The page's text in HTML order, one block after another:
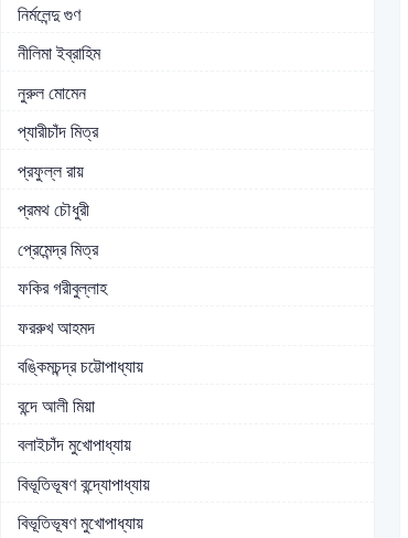
নির্মলেন্দু গুণ
নীলিমা ইব্রাহিম
নুরুল মোমেন
প্যারীচাঁদ মিত্র
প্রফুল্ল রায়
প্রমথ চৌধুরী
প্রেমেন্দ্র মিত্র
ফকির গরীবুল্লাহ
ফররুখ আহমদ
বঙ্কিমচন্দ্র চট্টোপাধ্যায়
বন্দে আলী মিয়া
বলাইচাঁদ মুখোপাধ্যায়
বিভূতিভূষণ বন্দ্যোপাধ্যায়
বিভূতিভূষণ মুখোপাধ্যায়